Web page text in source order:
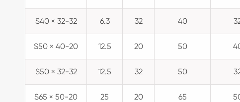
S40 × 32-32 6.3 32 40
S50 × 40-20 12.5 20 50
S50 × 32-32 12.5 32 50
S65 × 50-20 25 20 65